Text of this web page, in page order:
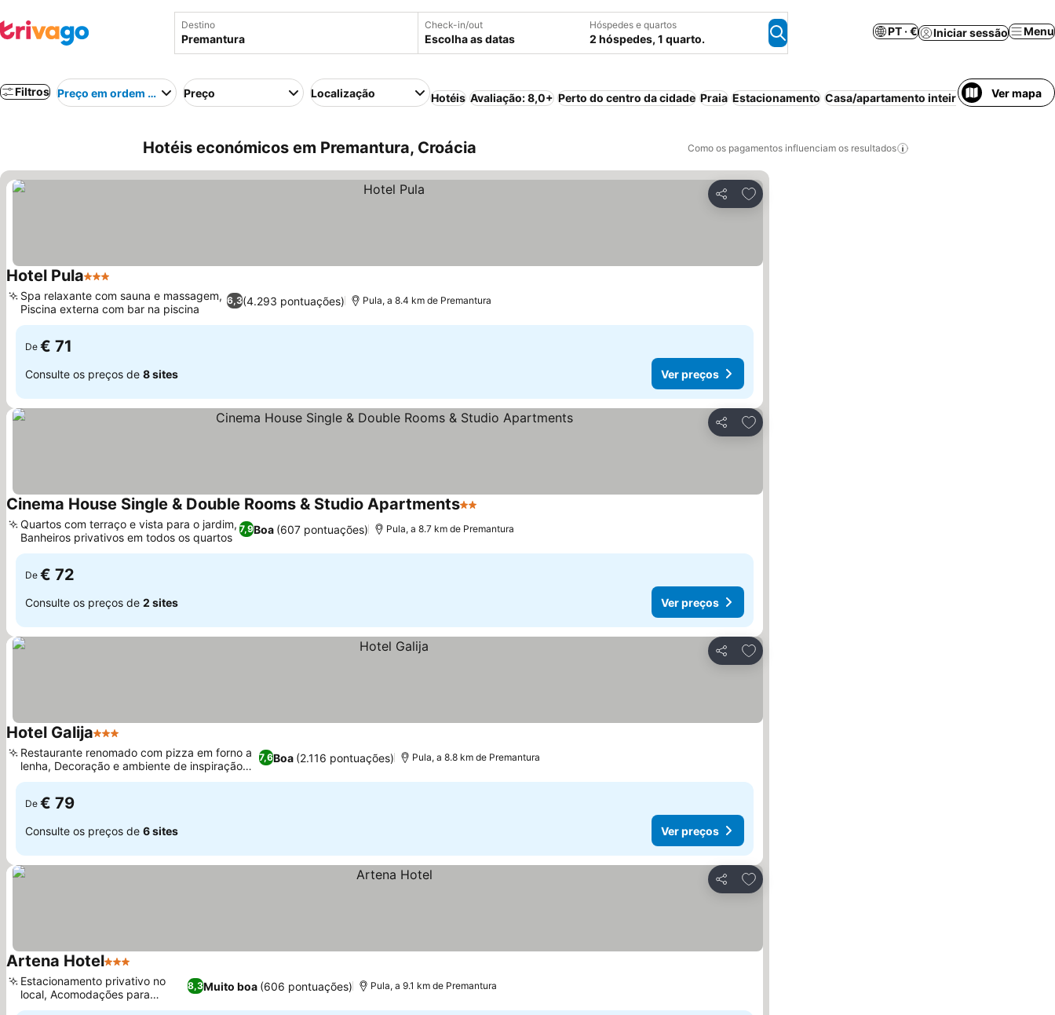
Destino Check-in/out
Escolha as datas
Hóspedes e quartos
2 hóspedes, 1 quarto.
PT · € Iniciar sessão Menu
Filtros Preço em ordem crescentePreço Localização Hotéis Avaliação: 8,0+ Perto do centro da cidade Praia Estacionamento Casa/apartamento inteiro Aparthotel
Ver mapa
Hotéis económicos em Premantura, Croácia Como os pagamentos influenciam os resultados
Partilhar
Adicionar aos favoritos
Hotel Pula3 Estrelas
6,3(4.293 pontuações)
Spa relaxante com sauna e massagem,
Piscina externa com bar na piscina
Pula, a 8.4 km de Premantura
De € 71
Consulte os preços de 8 sites Ver preços
Partilhar
Adicionar aos favoritos
Cinema House Single & Double Rooms & Studio Apartments2 Estrelas
7,9Boa (607 pontuações)
Quartos com terraço e vista para o jardim,
Banheiros privativos em todos os quartos
Pula, a 8.7 km de Premantura
De € 72
Consulte os preços de 2 sites Ver preços
Partilhar
Adicionar aos favoritos
Hotel Galija3 Estrelas
7,6Boa (2.116 pontuações)
Restaurante renomado com pizza em forno a
lenha, Decoração e ambiente de inspiração
marítima
Pula, a 8.8 km de Premantura
De € 79
Consulte os preços de 6 sites Ver preços
Partilhar
Adicionar aos favoritos
Artena Hotel3 Estrelas
8,3Muito boa (606 pontuações)
Estacionamento privativo no
local, Acomodações para
famílias
Pula, a 9.1 km de Premantura